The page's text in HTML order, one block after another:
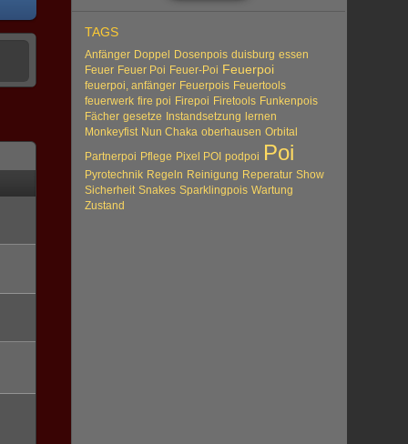
TAGS
Anfänger Doppel Dosenpois duisburg essen
Feuer Feuer Poi Feuer-Poi Feuerpoi
feuerpoi, anfänger Feuerpois Feuertools
feuerwerk fire poi Firepoi Firetools Funkenpois
Fächer gesetze Instandsetzung lernen
Monkeyfist Nun Chaka oberhausen Orbital
Partnerpoi Pflege Pixel POI podpoi Poi
Pyrotechnik Regeln Reinigung Reperatur Show
Sicherheit Snakes Sparklingpois Wartung
Zustand